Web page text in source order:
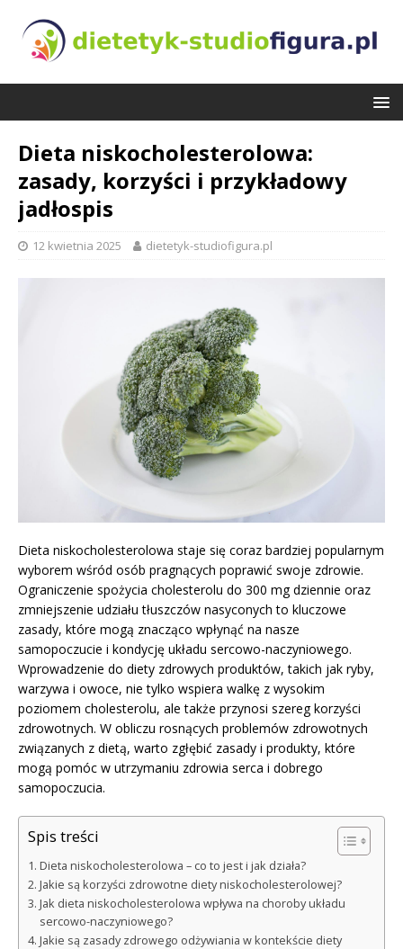
Dieta niskocholesterolowa:
zasady, korzyści i przykładowy
jadłospis
12 kwietnia 2025 dietetyk-studiofigura.pl
Dieta niskocholesterolowa staje się coraz bardziej popularnym
wyborem wśród osób pragnących poprawić swoje zdrowie.
Ograniczenie spożycia cholesterolu do 300 mg dziennie oraz
zmniejszenie udziału tłuszczów nasyconych to kluczowe
zasady, które mogą znacząco wpłynąć na nasze
samopoczucie i kondycję układu sercowo-naczyniowego.
Wprowadzenie do diety zdrowych produktów, takich jak ryby,
warzywa i owoce, nie tylko wspiera walkę z wysokim
poziomem cholesterolu, ale także przynosi szereg korzyści
zdrowotnych. W obliczu rosnących problemów zdrowotnych
związanych z dietą, warto zgłębić zasady i produkty, które
mogą pomóc w utrzymaniu zdrowia serca i dobrego
samopoczucia.
Spis treści
Dieta niskocholesterolowa – co to jest i jak działa?
Jakie są korzyści zdrowotne diety niskocholesterolowej?
Jak dieta niskocholesterolowa wpływa na choroby układu
sercowo-naczyniowego?
Jakie są zasady zdrowego odżywiania w kontekście diety